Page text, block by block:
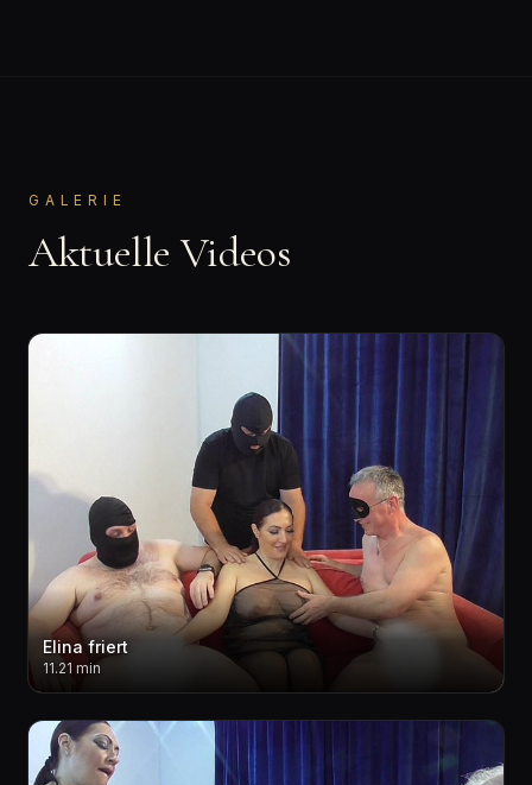
GALERIE
Aktuelle Videos
Elina friert
11.21 min